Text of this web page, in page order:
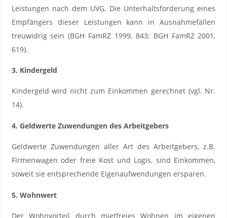
Leistungen nach dem UVG. Die Unterhaltsforderung eines
Empfängers dieser Leistungen kann in Ausnahmefällen
treuwidrig sein (BGH FamRZ 1999, 843; BGH FamRZ 2001,
619).
3. Kindergeld
Kindergeld wird nicht zum Einkommen gerechnet (vgl. Nr.
14).
4. Geldwerte Zuwendungen des Arbeitgebers
Geldwerte Zuwendungen aller Art des Arbeitgebers, z.B.
Firmenwagen oder freie Kost und Logis, sind Einkommen,
soweit sie entsprechende Eigenaufwendungen ersparen.
5. Wohnwert
Der Wohnvorteil durch mietfreies Wohnen im eigenen